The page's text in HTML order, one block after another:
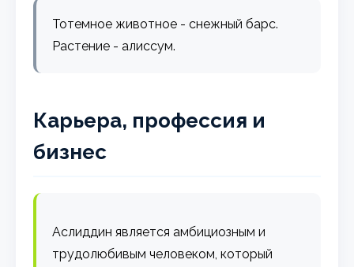
Тотемное животное - снежный барс.
Растение - алиссум.
Карьера, профессия и
бизнес
Аслиддин является амбициозным и
трудолюбивым человеком, который